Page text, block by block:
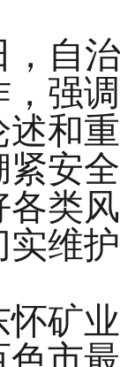
治
，强
述和
紧安
类
维
业